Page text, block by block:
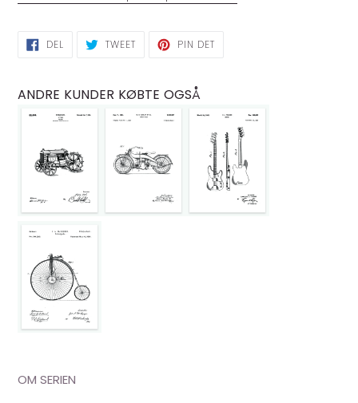
DEL
PÅ
TWEETTWEET PIN DET
ANDRE KUNDER KØBTE OGSÅ
OM SERIEN